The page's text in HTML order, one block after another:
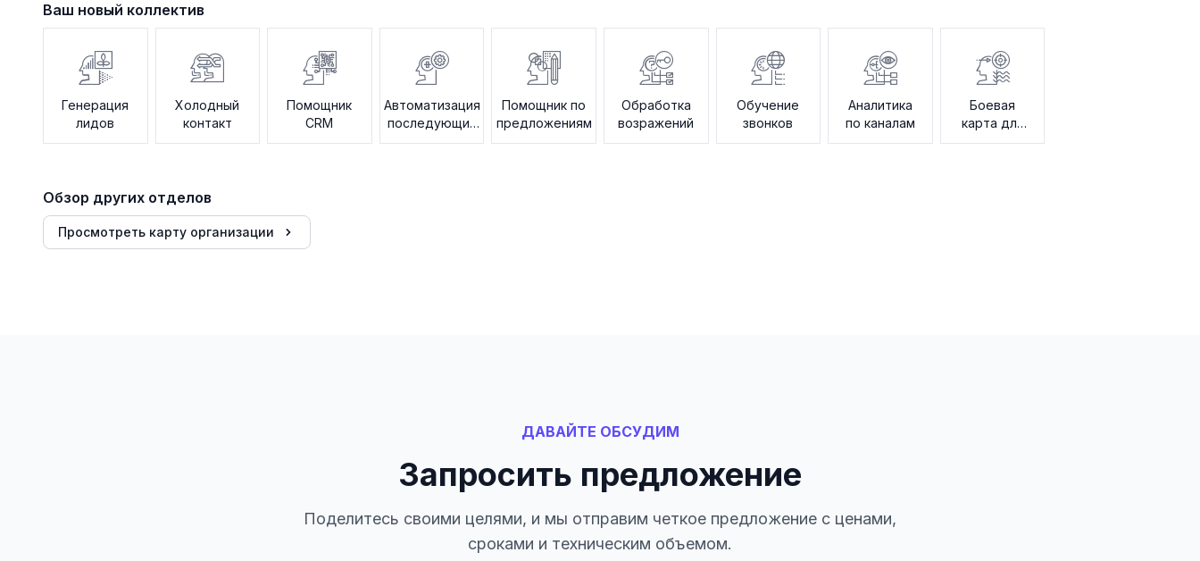
Ваш новый коллектив
Генерация
лидов
Холодный
контакт
Помощник
CRM
Автоматизация
последующих
действий
Помощник по
предложениям
Обработка
возражений
Обучение
звонков
Аналитика
по каналам
Боевая
карта для
продаж
Обзор других отделов
Просмотреть карту организации
ДАВАЙТЕ ОБСУДИМ
Запросить предложение
Поделитесь своими целями, и мы отправим четкое предложение с ценами,
сроками и техническим объемом.